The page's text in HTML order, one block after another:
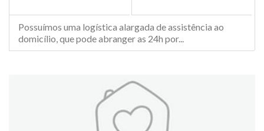
Possuímos uma logística alargada de assistência ao
domicílio, que pode abranger as 24h por...